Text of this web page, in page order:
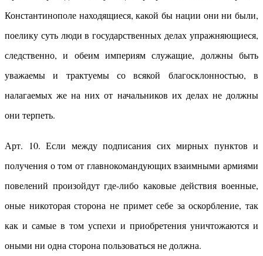
Константинополе находящиеся, какой бы нации они ни были,
поелику суть люди в государственных делах упражняющиеся,
следственно, и обеим империям служащие, должны быть
уважаемы и трактуемы со всякой благосклонностью, в
налагаемых же на них от начальников их делах не должны
они терпеть.
Арт. 10. Если между подписания сих мирных пунктов и
получения о том от главнокомандующих взаимными армиями
повелений произойдут где-либо каковые действия военные,
оные никоторая сторона не примет себе за оскорбление, так
как и самые в том успехи и приобретения уничтожаются и
оными ни одна сторона пользоваться не должна.